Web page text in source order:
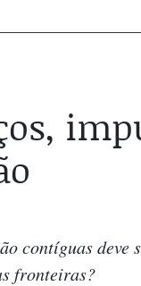
contíguas
fronteiras?